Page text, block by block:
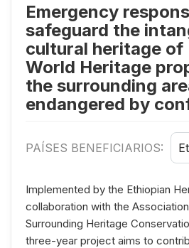
Emergency
safeguard the
cultural heritage of
World Heritage
the surrounding
endangered by
PAÍSES BENEFICIARIOS:
Implemented by the Ethiopian
collaboration with the
Surrounding Heritage
three-year project aims to